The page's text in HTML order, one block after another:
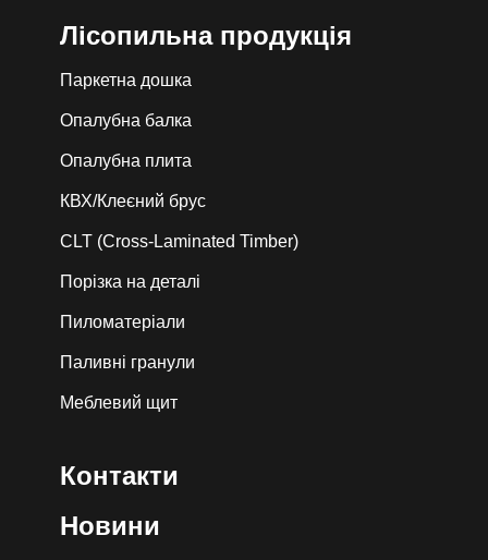
Лiсопильна продукція
Паркетна дошка
Опалубна балка
Опалубна плита
КВХ/Клеєний брус
CLT (Cross-Laminated Timber)
Порізка на деталі
Пиломатеріали
Паливні гранули
Меблевий щит
Контакти
Новини